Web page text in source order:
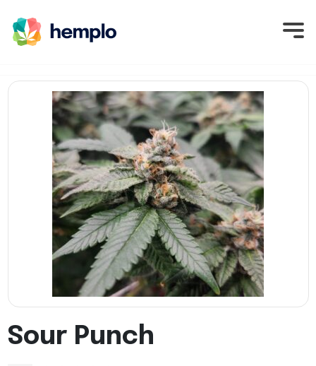
Sour Punch